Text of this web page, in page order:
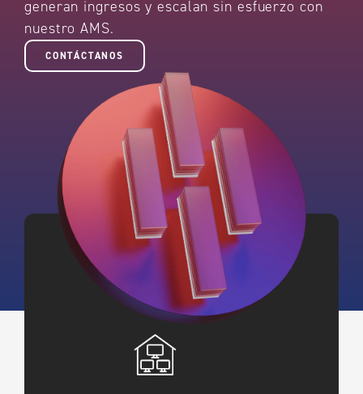
generan ingresos y escalan sin esfuerzo con
nuestro AMS.
CONTÁCTANOS